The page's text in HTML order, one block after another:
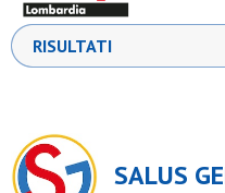
RISULTATI
SALUS